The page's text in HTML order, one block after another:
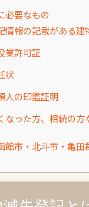
必要なもの
情報の記載がある建
業許可証
状
人の印鑑証明
なった方、相続の
館市・北斗市・亀